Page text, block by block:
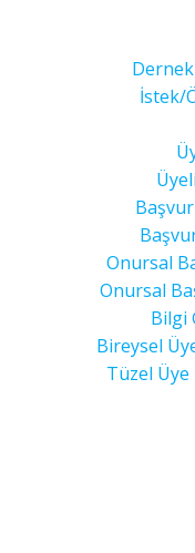
İstek/
Onursal
Onursal
Bilgi
Bireysel
Tüzel